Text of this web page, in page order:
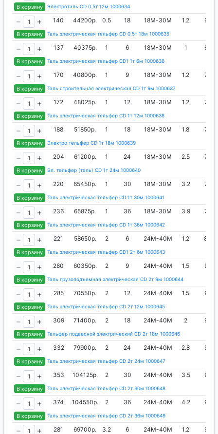
В корзину Электроталь CD 0.5т 12м 1000634
В корзину
140 44200р. 0.5 18 18М-30М 1.2 650
Таль электрическая тельфер CD 0.5т 18м 1000635
В корзину
137 40375р. 1 6 18М-30М 1 667
Таль электрическая тельфер CD1 1т 6м 1000636
В корзину
170 40800р. 1 9 18М-30М 1.2 767
Таль строительная электрическая CD 1т 9м 1000637
В корзину
172 48025р. 1 12 18М-30М 1.2 767
Таль электрическая тельфер CD 1т 12м 1000638
В корзину
188 51850р. 1 18 18М-30М 1.8 767
Электро тельфер CD 1т 18м 1000639
В корзину
204 61200р. 1 24 18М-30М 2.5 767
Эл. тельфер (таль) CD 1т 24м 1000640
В корзину
220 65450р. 1 30 18М-30М 3.2 767
Таль электрическая тельфер CD 1т 30м 1000641
В корзину
236 65875р. 1 36 18М-30М 3.9 767
Таль электрическая тельфер CD 1т 36м 1000642
В корзину
221 58650р. 2 6 24М-40М 1.2 840
Таль электрическая тельфер CD1 2т 6м 1000643
В корзину
280 60350р. 2 9 24М-40М 1.5 950
Таль грузоподъемная электрическая CD 2т 9м 1000644
В корзину
285 70550р. 2 12 24М-40М 1.5 950
Таль электрическая тельфер CD 2т 12м 1000645
В корзину
309 71400р. 2 18 24М-40М 2 950
Тельфер подвесной электрический CD 2т 18м 1000646
В корзину
332 79900р. 2 24 24М-40М 2.8 950
Таль электрическая тельфер CD 2т 24м 1000647
В корзину
353 104125р. 2 30 24М-40М 3.5 950
Таль электрическая тельфер CD 2т 30м 1000648
В корзину
374 104550р. 2 36 24М-40М 4.2 950
Таль электрическая тельфер CD 2т 36м 1000649
281 69700р. 3.2 6 24М-40М 1.2 954